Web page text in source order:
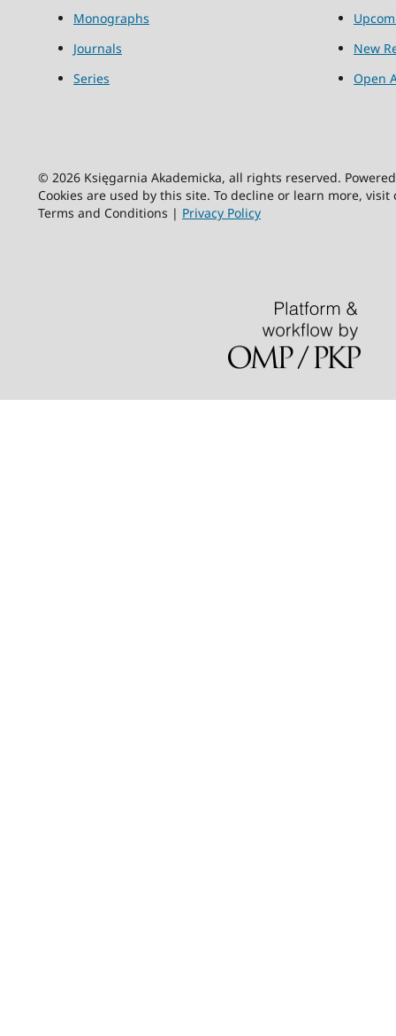
Monographs
Journals
Series
New
Open
© 2026 Księgarnia Akademicka, all rights reserved.
Cookies are used by this site. To decline or learn more,
Terms and Conditions | Privacy Policy